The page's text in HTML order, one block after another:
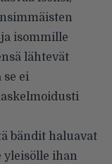
isommille
lähtevät
ei
bändit haluavat
yleisölle ihan